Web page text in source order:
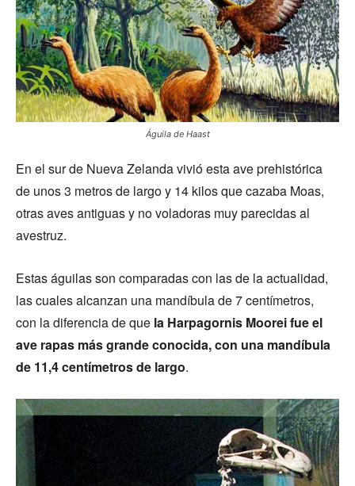
Águila de Haast
En el sur de Nueva Zelanda vivió esta ave prehistórica
de unos 3 metros de largo y 14 kilos que cazaba Moas,
otras aves antiguas y no voladoras muy parecidas al
avestruz.
Estas águilas son comparadas con las de la actualidad,
las cuales alcanzan una mandíbula de 7 centímetros,
con la diferencia de que la Harpagornis Moorei fue el
ave rapas más grande conocida, con una mandíbula
de 11,4 centímetros de largo.